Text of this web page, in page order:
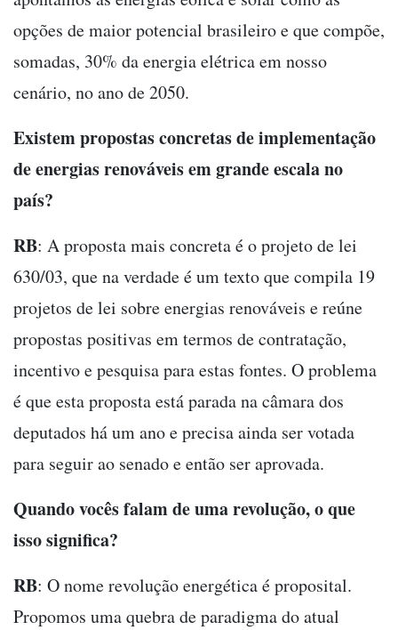
opções de maior potencial brasileiro e que compõe,
somadas, 30% da energia elétrica em nosso
cenário, no ano de 2050.
Existem propostas concretas de implementação
de energias renováveis em grande escala no
país?
RB: A proposta mais concreta é o projeto de lei
630/03, que na verdade é um texto que compila 19
projetos de lei sobre energias renováveis e reúne
propostas positivas em termos de contratação,
incentivo e pesquisa para estas fontes. O problema
é que esta proposta está parada na câmara dos
deputados há um ano e precisa ainda ser votada
para seguir ao senado e então ser aprovada.
Quando vocês falam de uma revolução, o que
isso significa?
RB: O nome revolução energética é proposital.
Propomos uma quebra de paradigma do atual